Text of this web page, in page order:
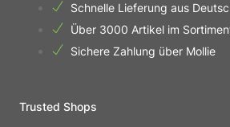
Schnelle Lieferung aus
Über 3000 Artikel im
Sichere Zahlung über Mollie
Trusted Shops